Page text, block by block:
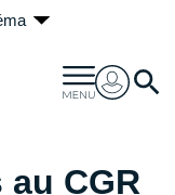
CGR